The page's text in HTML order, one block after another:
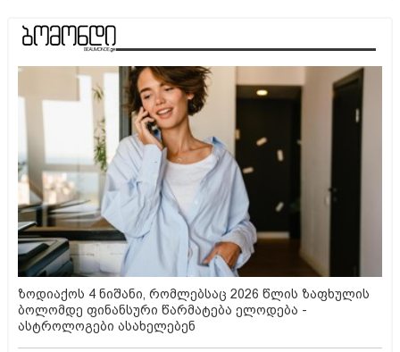
ზოდიაქოს 4 ნიშანი, რომლებსაც 2026 წლის ზაფხულის
ბოლომდე ფინანსური წარმატება ელოდება -
ასტროლოგები ასახელებენ